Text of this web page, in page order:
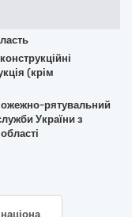
(крім
рятувальний
України з
«Бетон В15(М200), В30(М400)» Код національного класифікатора «Єдиний закупівельний словник ДК021:2015 – 44110000-4 Конструкційні матеріали